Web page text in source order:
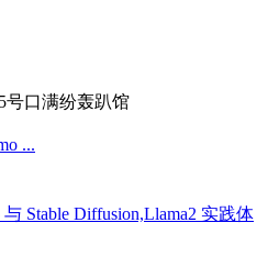
号口满纷轰趴馆
Stable Diffusion,Llama2 实践体